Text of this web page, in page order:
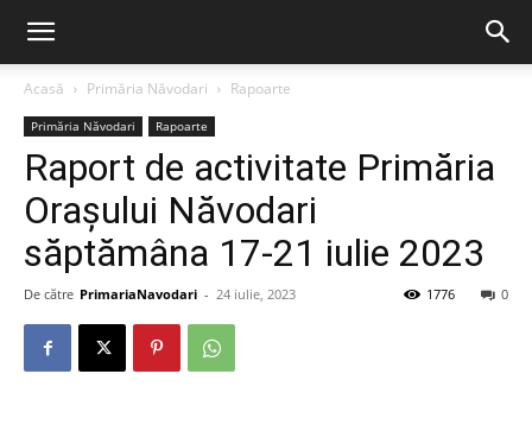
Acasă Primăria Năvodari Rapoarte
Primăria Năvodari Rapoarte
Raport de activitate Primăria
Orașului Năvodari
săptămâna 17-21 iulie 2023
De către PrimariaNavodari - 24 iulie, 2023 0
1776